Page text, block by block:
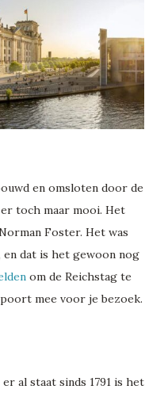
en omsloten door de
toch maar mooi. Het
Foster. Het was
en dat is het gewoon nog
om de Reichstag te
mee voor je bezoek.
al staat sinds 1791 is het